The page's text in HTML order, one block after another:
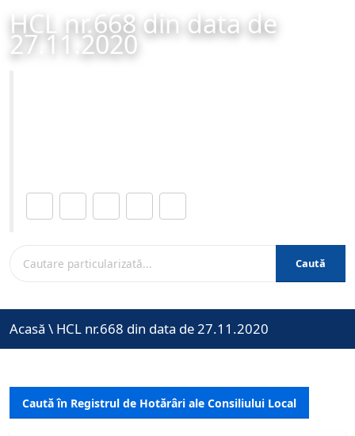
HCL nr.668 din data de
27.11.2020
Caută
Acasă \ HCL nr.668 din data de 27.11.2020
Caută în Registrul de Hotărâri ale Consiliului Local